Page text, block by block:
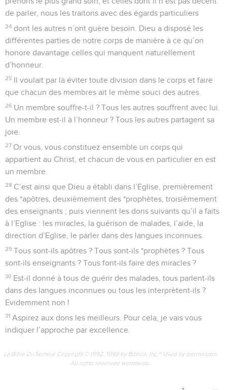
de parler, nous les traitons avec des égards particuliers
24 dont les autres n’ont guère besoin. Dieu a disposé les
différentes parties de notre corps de manière à ce qu’on
honore davantage celles qui manquent naturellement
d’honneur.
25 Il voulait par là éviter toute division dans le corps et faire
que chacun des membres ait le même souci des autres.
26 Un membre souffre-t-il ? Tous les autres souffrent avec lui.
Un membre est-il à l’honneur ? Tous les autres partagent sa
joie.
27 Or vous, vous constituez ensemble un corps qui
appartient au Christ, et chacun de vous en particulier en est
un membre.
28 C’est ainsi que Dieu a établi dans l’Eglise, premièrement
des *apôtres, deuxièmement des *prophètes, troisièmement
des enseignants ; puis viennent les dons suivants qu’il a faits
à l’Eglise : les miracles, la guérison de malades, l’aide, la
direction d’Eglise, le parler dans des langues inconnues.
29 Tous sont-ils apôtres ? Tous sont-ils *prophètes ? Tous
sont-ils enseignants ? Tous font-ils faire des miracles ?
30 Est-il donné à tous de guérir des malades, tous parlent-ils
dans des langues inconnues ou tous les interprètent-ils ?
Evidemment non !
31 Aspirez aux dons les meilleurs. Pour cela, je vais vous
indiquer l’approche par excellence.
La Bible Du Semeur Copyright © 1992, 1999 by Biblica, Inc.® Used by permission.
All rights reserved worldwide.